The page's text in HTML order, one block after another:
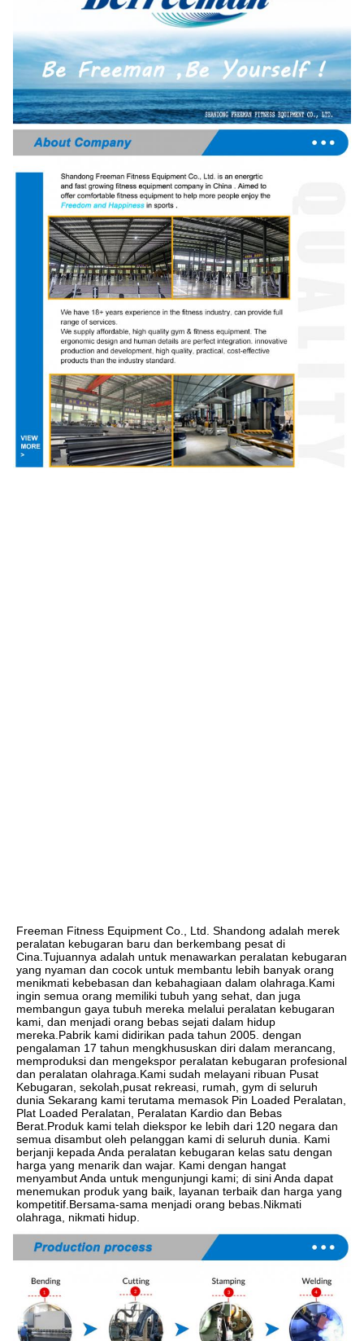
Freeman Fitness Equipment Co., Ltd. Shandong adalah merek
peralatan kebugaran baru dan berkembang pesat di
Cina.Tujuannya adalah untuk menawarkan peralatan kebugaran
yang nyaman dan cocok untuk membantu lebih banyak orang
menikmati kebebasan dan kebahagiaan dalam olahraga.Kami
ingin semua orang memiliki tubuh yang sehat, dan juga
membangun gaya tubuh mereka melalui peralatan kebugaran
kami, dan menjadi orang bebas sejati dalam hidup
mereka.Pabrik kami didirikan pada tahun 2005. dengan
pengalaman 17 tahun mengkhususkan diri dalam merancang,
memproduksi dan mengekspor peralatan kebugaran profesional
dan peralatan olahraga.Kami sudah melayani ribuan Pusat
Kebugaran, sekolah,pusat rekreasi, rumah, gym di seluruh
dunia Sekarang kami terutama memasok Pin Loaded Peralatan,
Plat Loaded Peralatan, Peralatan Kardio dan Bebas
Berat.Produk kami telah diekspor ke lebih dari 120 negara dan
semua disambut oleh pelanggan kami di seluruh dunia. Kami
berjanji kepada Anda peralatan kebugaran kelas satu dengan
harga yang menarik dan wajar. Kami dengan hangat
menyambut Anda untuk mengunjungi kami; di sini Anda dapat
menemukan produk yang baik, layanan terbaik dan harga yang
kompetitif.Bersama-sama menjadi orang bebas.Nikmati
olahraga, nikmati hidup.